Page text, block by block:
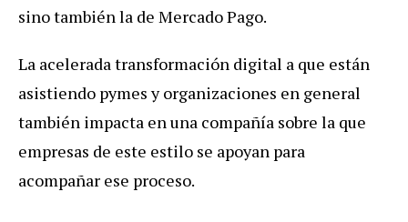
sino también la de Mercado Pago.
La acelerada transformación digital a que están
asistiendo pymes y organizaciones en general
también impacta en una compañía sobre la que
empresas de este estilo se apoyan para
acompañar ese proceso.